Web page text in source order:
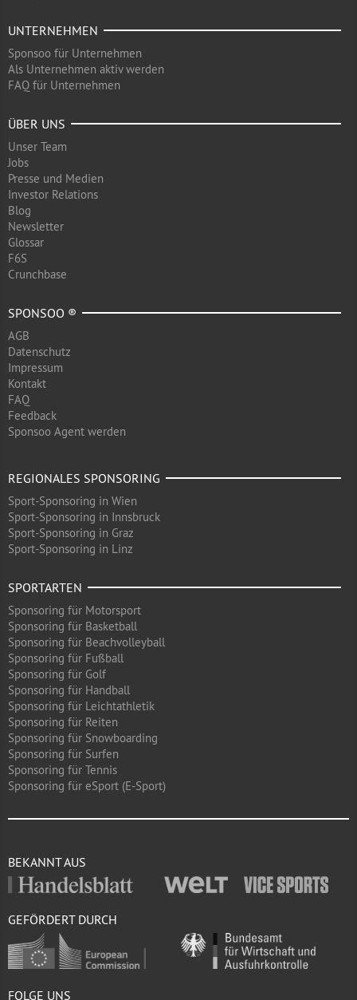
UNTERNEHMEN
Sponsoo für Unternehmen
Als Unternehmen aktiv werden
FAQ für Unternehmen
ÜBER UNS
Unser Team
Jobs
Presse und Medien
Investor Relations
Blog
Newsletter
Glossar
F6S
Crunchbase
SPONSOO ®
AGB
Datenschutz
Impressum
Kontakt
FAQ
Feedback
Sponsoo Agent werden
REGIONALES SPONSORING
Sport-Sponsoring in Wien
Sport-Sponsoring in Innsbruck
Sport-Sponsoring in Graz
Sport-Sponsoring in Linz
SPORTARTEN
Sponsoring für Motorsport
Sponsoring für Basketball
Sponsoring für Beachvolleyball
Sponsoring für Fußball
Sponsoring für Golf
Sponsoring für Handball
Sponsoring für Leichtathletik
Sponsoring für Reiten
Sponsoring für Snowboarding
Sponsoring für Surfen
Sponsoring für Tennis
Sponsoring für eSport (E-Sport)
BEKANNT AUS
GEFÖRDERT DURCH
FOLGE UNS